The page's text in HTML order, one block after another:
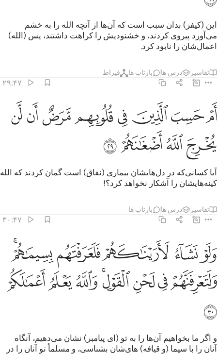
این (کیفر) بدان سبب است که آن‌ها از آنچه الله را به خشم
می‌آورد پیروی کردند، و خشنودیش را کراهت داشتند، پس (الله)
اعمال‌شان را نابود کرد.
تفاسیر درس ها بازتاب ها قیراط
۲۹:۴۷
ام حسب الذين في قلوبهم مرض ان لن يخرج الله اضغانهم ٢٩
أَمْ حَسِبَ ٱلَّذِينَ فِى قُلُوبِهِم مَّرَضٌ أَن لَّن يُخْرِجَ ٱللَّهُ أَضْغَـٰنَهُمْ ٢٩
ﲽﲾﲿﳀﳁﳂﳃﳄ
ﳅﳆﳇﳈ
آیا کسانی‌که در دل‌هایشان بیماری (نفاق) است گمان کردند که الله
کینه‌هایشان را آشکار نخواهد کرد؟!
تفاسیر درس ها بازتاب ها
۳۰:۴۷
ولو نشاء لاريناكهم فلعرفتهم بسيماهم ولتعرفنهم في لحن القول والله
وَلَوْ نَشَآءُ لَأَرَيْنَـٰكَهُمْ فَلَعَرَفْتَهُم بِسِيمَـٰهُمْ ۚ وَلَتَعْرِفَنَّهُمْ فِى لَحْنِ ٱلْقَوْلِ
ﱁﱂ ﱃﱄﱅﱆ
ﱇﱈﱉﱊﱋﱌﱍﱎ
ﱏ
و اگر ما بخواهیم آن‌ها را به تو (ای پیامبر) نشان می‌دهیم، آنگاه
آنان را با سیما (و قیافه) های‌شان بشناسی، و مسلماً تو آنان را در